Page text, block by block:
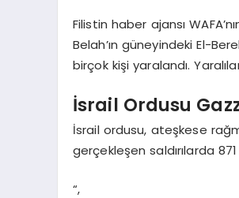
Filistin haber ajansı
Belah’ın güneyindeki El-
birçok kişi yaralandı.
İsrail Ordusu
İsrail ordusu, ateşkese
gerçekleşen saldırılarda
“,